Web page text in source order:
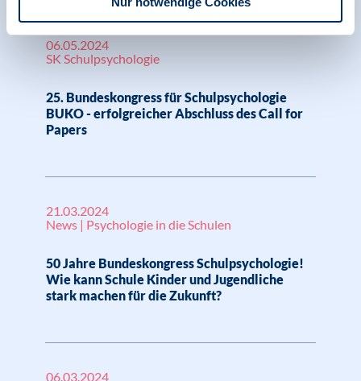
06.05.2024
SK Schulpsychologie
25. Bundeskongress für Schulpsychologie
BUKO - erfolgreicher Abschluss des Call for
Papers
21.03.2024
News | Psychologie in die Schulen
50 Jahre Bundeskongress Schulpsychologie!
Wie kann Schule Kinder und Jugendliche
stark machen für die Zukunft?
06.03.2024